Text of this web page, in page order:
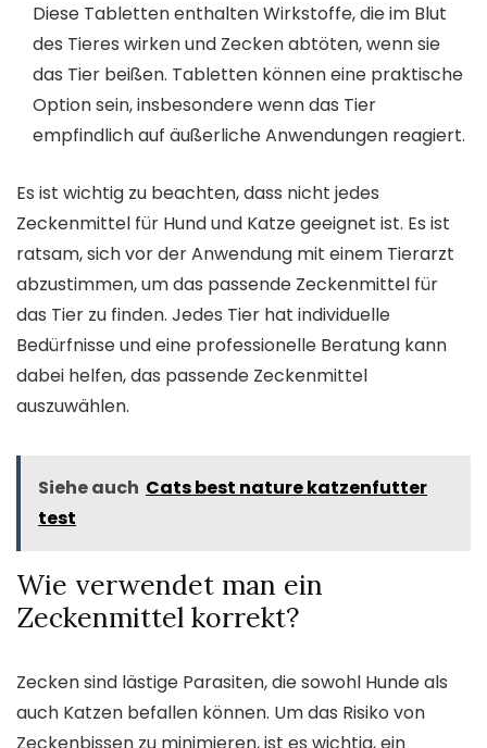
Diese Tabletten enthalten Wirkstoffe, die im Blut
des Tieres wirken und Zecken abtöten, wenn sie
das Tier beißen. Tabletten können eine praktische
Option sein, insbesondere wenn das Tier
empfindlich auf äußerliche Anwendungen reagiert.
Es ist wichtig zu beachten, dass nicht jedes
Zeckenmittel für Hund und Katze geeignet ist. Es ist
ratsam, sich vor der Anwendung mit einem Tierarzt
abzustimmen, um das passende Zeckenmittel für
das Tier zu finden. Jedes Tier hat individuelle
Bedürfnisse und eine professionelle Beratung kann
dabei helfen, das passende Zeckenmittel
auszuwählen.
Siehe auch Cats best nature katzenfutter
test
Wie verwendet man ein
Zeckenmittel korrekt?
Zecken sind lästige Parasiten, die sowohl Hunde als
auch Katzen befallen können. Um das Risiko von